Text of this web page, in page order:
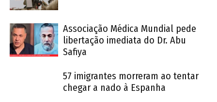
Associação Médica Mundial pede
libertação imediata do Dr. Abu
Safiya
57 imigrantes morreram ao tentar
chegar a nado à Espanha